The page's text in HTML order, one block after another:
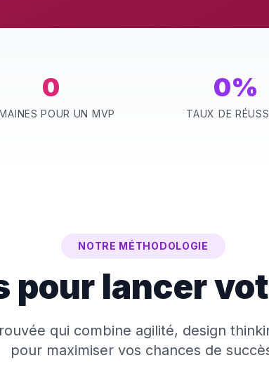
0
POUR UN MVP
0%
TAUX DE
NOTRE MÉTHODOLOGIE
pour lancer
qui combine agilité, design
pour maximiser vos chances de